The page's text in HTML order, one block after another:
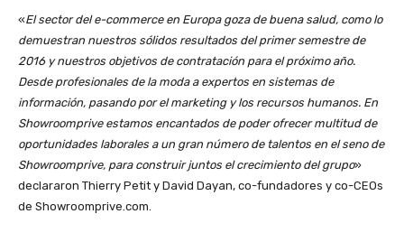
«El sector del e-commerce en Europa goza de buena salud, como lo
demuestran nuestros sólidos resultados del primer semestre de
2016 y nuestros objetivos de contratación para el próximo año.
Desde profesionales de la moda a expertos en sistemas de
información, pasando por el marketing y los recursos humanos. En
Showroomprive estamos encantados de poder ofrecer multitud de
oportunidades laborales a un gran número de talentos en el seno de
Showroomprive, para construir juntos el crecimiento del grupo»
declararon Thierry Petit y David Dayan, co-fundadores y co-CEOs
de Showroomprive.com.